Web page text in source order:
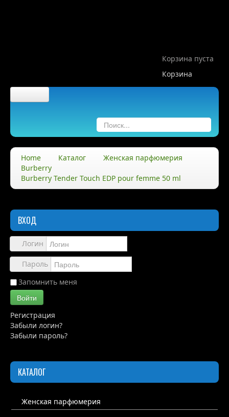
Корзина пуста
Корзина
О нас
Правила
Доставка
Обзоры
Каталог
Контакты
Home Каталог
Женская парфюмерия
Burberry
Burberry Tender Touch EDP pour femme 50 ml
ВХОД
Логин
Пароль
Запомнить меня
Войти
Регистрация
Забыли логин?
Забыли пароль?
КАТАЛОГ
Женская парфюмерия